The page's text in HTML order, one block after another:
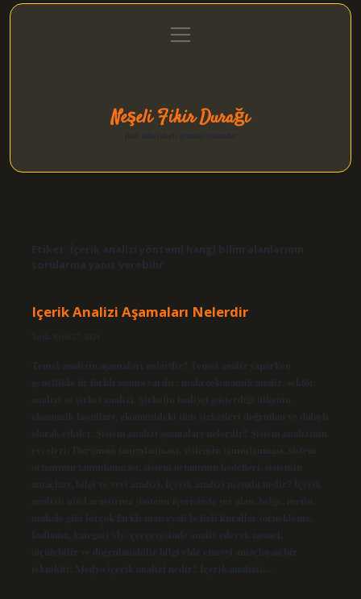
Gizlilik Politikası
menüyü
aç
Neşeli Fikir Durağı
Etiket:
İçerik analizi yöntemi hangi bilim alanlarının
sorularına yanıt verebilir
Içerik Analizi Aşamaları Nelerdir
Tarih: Eylül 27, 2024
Temel analizin aşamaları nelerdir? Temel analiz yaparken
genellikle üç farklı aşama vardır: makroekonomik analiz, sektör
analizi ve şirket analizi. Şirketin faaliyet gösterdiği ülkenin
ekonomik koşulları, ekonomideki tüm şirketleri doğrudan ve dolaylı
olarak etkiler. Sistem analizi aşamaları nelerdir? Sistem analizinin
evreleri: Durumun tanımlanması, sistemin tanımlanması, sistem
ortamının tanımlanması, sistem ortamının hedefleri, sistemin
amaçları, bilgi ve veri analizi. İçerik analizi metodu nedir? İçerik
analizi; nitel araştırma yöntemi içerisinde yer alan, belge, metin,
makale gibi birçok farklı materyali belirli kurallar (örnekleme,
kodlama, kategori vb.) çerçevesinde analiz ederek nesnel,
ölçülebilir ve doğrulanabilir bilgi elde etmeyi amaçlayan bir
tekniktir. Medya içerik analizi nedir? İçerik analizi,…